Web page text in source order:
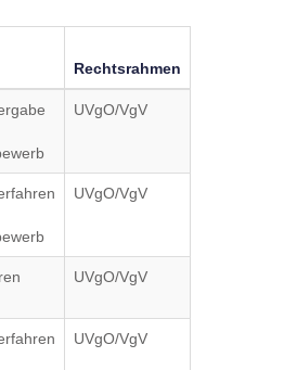
Rechtsrahmen
UVgO/VgV
UVgO/VgV
UVgO/VgV
UVgO/VgV